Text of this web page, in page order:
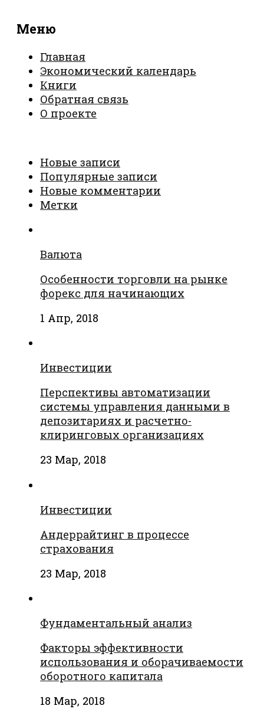
Меню
Главная
Экономический календарь
Книги
Обратная связь
О проекте
Новые записи
Популярные записи
Новые комментарии
Метки
Валюта
Особенности торговли на рынке
форекс для начинающих
1 Апр, 2018
Инвестиции
Перспективы автоматизации
системы управления данными в
депозитариях и расчетно-
клиринговых организациях
23 Мар, 2018
Инвестиции
Андеррайтинг в процессе
страхования
23 Мар, 2018
Фундаментальный анализ
Факторы эффективности
использования и оборачиваемости
оборотного капитала
18 Мар, 2018